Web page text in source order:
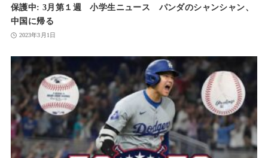
保護中: 3月第１週 小学生ニュース パンダのシャンシャン、
中国に帰る
2023年3月1日